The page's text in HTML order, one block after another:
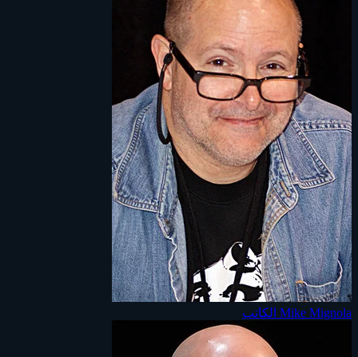
Mike Mignola الكاتب